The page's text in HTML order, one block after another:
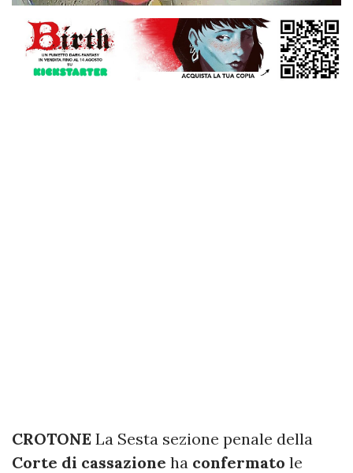
CROTONE La Sesta sezione penale della
Corte di cassazione ha confermato le